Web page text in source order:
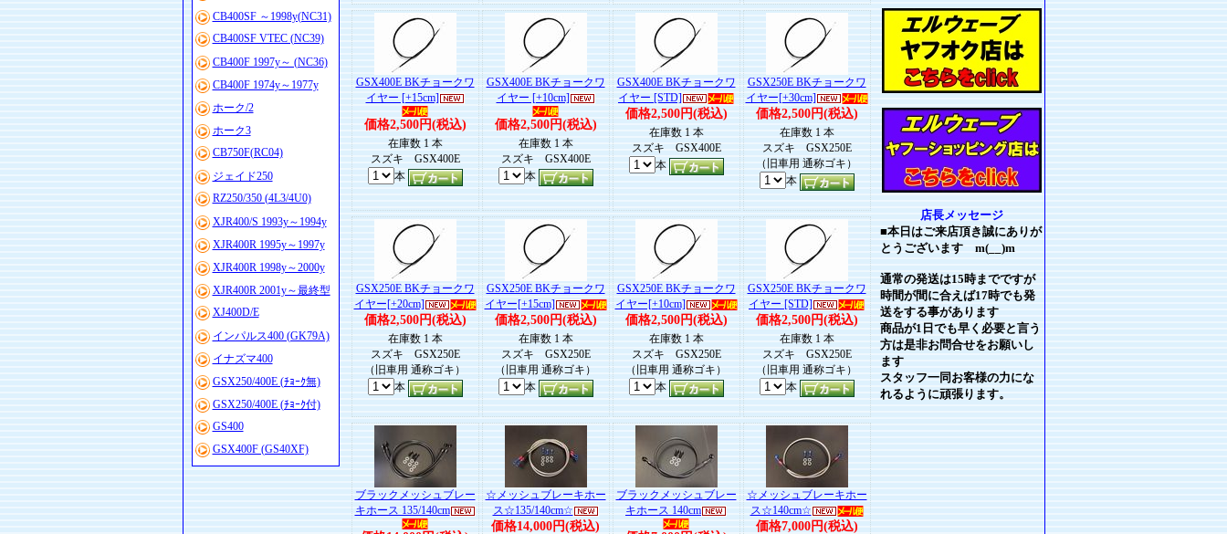
CB400SF ～1998y(NC31)
CB400SF VTEC (NC39)
CB400F 1997y～ (NC36)
CB400F 1974y～1977y
ホーク/2
ホーク3
CB750F(RC04)
ジェイド250
RZ250/350 (4L3/4U0)
XJR400/S 1993y～1994y
XJR400R 1995y～1997y
XJR400R 1998y～2000y
XJR400R 2001y～最終型
XJ400D/E
インパルス400 (GK79A)
イナズマ400
GSX250/400E (ﾁｮｰｸ無)
GSX250/400E (ﾁｮｰｸ付)
GS400
GSX400F (GS40XF)
GSX400E BKチョークワ
イヤー [+15cm]
価格2,500円(税込)
在庫数 1 本
スズキ GSX400E
本
GSX400E BKチョークワ
イヤー [+10cm]
価格2,500円(税込)
在庫数 1 本
スズキ GSX400E
本
GSX400E BKチョークワ
イヤー [STD]
価格2,500円(税込)
在庫数 1 本
スズキ GSX400E
本
GSX250E BKチョークワ
イヤー[+30cm]
価格2,500円(税込)
在庫数 1 本
スズキ GSX250E
（旧車用 通称ゴキ）
本
GSX250E BKチョークワ
イヤー[+20cm]
価格2,500円(税込)
在庫数 1 本
スズキ GSX250E
（旧車用 通称ゴキ）
本
GSX250E BKチョークワ
イヤー[+15cm]
価格2,500円(税込)
在庫数 1 本
スズキ GSX250E
（旧車用 通称ゴキ）
本
GSX250E BKチョークワ
イヤー[+10cm]
価格2,500円(税込)
在庫数 1 本
スズキ GSX250E
（旧車用 通称ゴキ）
本
GSX250E BKチョークワ
イヤー [STD]
価格2,500円(税込)
在庫数 1 本
スズキ GSX250E
（旧車用 通称ゴキ）
本
ブラックメッシュブレー
キホース 135/140cm
☆メッシュブレーキホー
ス☆135/140cm☆
価格14,000円(税込)
ブラックメッシュブレー
キホース 140cm
☆メッシュブレーキホー
ス☆140cm☆
価格7,000円(税込)
店長メッセージ
■本日はご来店頂き誠にありが
とうございます m(__)m
通常の発送は15時までですが
時間が間に合えば17時でも発
送をする事があります
商品が1日でも早く必要と言う
方は是非お問合せをお願いし
ます
スタッフ一同お客様の力にな
れるように頑張ります。